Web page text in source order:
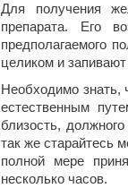
Для получения
препарата. Его
предполагаемого
целиком и
Необходимо знать,
естественным
близость,
так же старайтесь
полной мере
несколько часов.